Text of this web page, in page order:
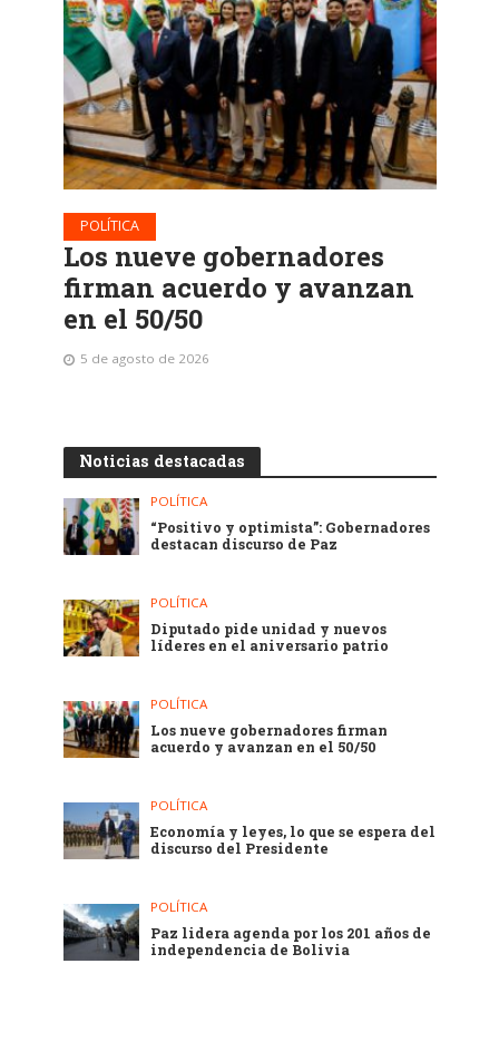
POLÍTICA
Los nueve gobernadores
firman acuerdo y avanzan
en el 50/50
5 de agosto de 2026
Noticias destacadas
POLÍTICA
“Positivo y optimista”: Gobernadores
destacan discurso de Paz
POLÍTICA
Diputado pide unidad y nuevos
líderes en el aniversario patrio
POLÍTICA
Los nueve gobernadores firman
acuerdo y avanzan en el 50/50
POLÍTICA
Economía y leyes, lo que se espera del
discurso del Presidente
POLÍTICA
Paz lidera agenda por los 201 años de
independencia de Bolivia